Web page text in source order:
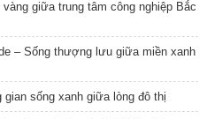
giữa trung tâm công nghiệp Bắc
– Sống thượng lưu giữa miền xanh
gian sống xanh giữa lòng đô thị